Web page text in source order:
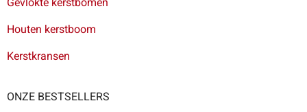
Houten kerstboom
Kerstkransen
ONZE BESTSELLERS